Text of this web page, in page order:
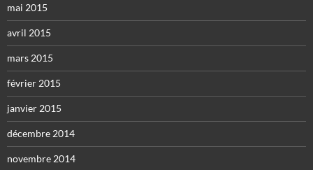
mai 2015
avril 2015
mars 2015
février 2015
janvier 2015
décembre 2014
novembre 2014